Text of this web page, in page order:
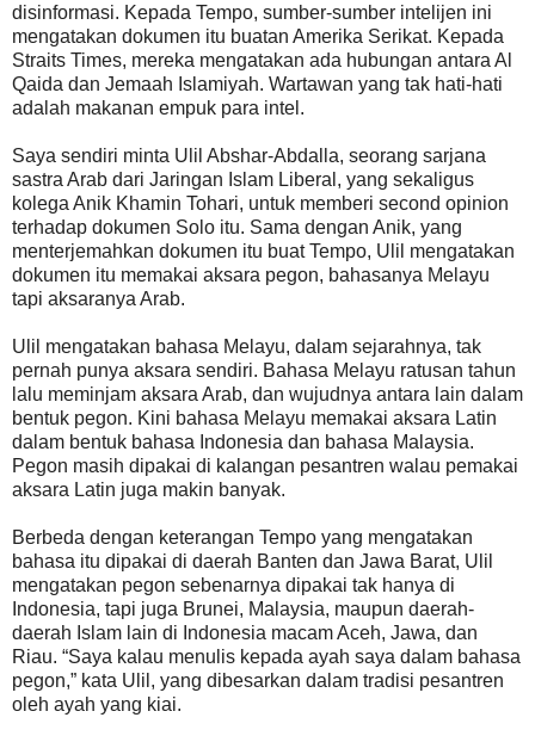
disinformasi. Kepada Tempo, sumber-sumber intelijen ini
mengatakan dokumen itu buatan Amerika Serikat. Kepada
Straits Times, mereka mengatakan ada hubungan antara Al
Qaida dan Jemaah Islamiyah. Wartawan yang tak hati-hati
adalah makanan empuk para intel.
Saya sendiri minta Ulil Abshar-Abdalla, seorang sarjana
sastra Arab dari Jaringan Islam Liberal, yang sekaligus
kolega Anik Khamin Tohari, untuk memberi second opinion
terhadap dokumen Solo itu. Sama dengan Anik, yang
menterjemahkan dokumen itu buat Tempo, Ulil mengatakan
dokumen itu memakai aksara pegon, bahasanya Melayu
tapi aksaranya Arab.
Ulil mengatakan bahasa Melayu, dalam sejarahnya, tak
pernah punya aksara sendiri. Bahasa Melayu ratusan tahun
lalu meminjam aksara Arab, dan wujudnya antara lain dalam
bentuk pegon. Kini bahasa Melayu memakai aksara Latin
dalam bentuk bahasa Indonesia dan bahasa Malaysia.
Pegon masih dipakai di kalangan pesantren walau pemakai
aksara Latin juga makin banyak.
Berbeda dengan keterangan Tempo yang mengatakan
bahasa itu dipakai di daerah Banten dan Jawa Barat, Ulil
mengatakan pegon sebenarnya dipakai tak hanya di
Indonesia, tapi juga Brunei, Malaysia, maupun daerah-
daerah Islam lain di Indonesia macam Aceh, Jawa, dan
Riau. “Saya kalau menulis kepada ayah saya dalam bahasa
pegon,” kata Ulil, yang dibesarkan dalam tradisi pesantren
oleh ayah yang kiai.